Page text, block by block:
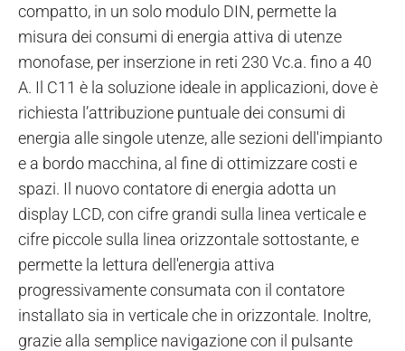
compatto, in un solo modulo DIN, permette la
misura dei consumi di energia attiva di utenze
monofase, per inserzione in reti 230 Vc.a. fino a 40
A. Il C11 è la soluzione ideale in applicazioni, dove è
richiesta l’attribuzione puntuale dei consumi di
energia alle singole utenze, alle sezioni dell'impianto
e a bordo macchina, al fine di ottimizzare costi e
spazi. Il nuovo contatore di energia adotta un
display LCD, con cifre grandi sulla linea verticale e
cifre piccole sulla linea orizzontale sottostante, e
permette la lettura dell'energia attiva
progressivamente consumata con il contatore
installato sia in verticale che in orizzontale. Inoltre,
grazie alla semplice navigazione con il pulsante